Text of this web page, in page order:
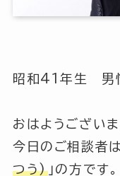
昭和41年生 男
おはようございま
今日のご相談者は
つう)」の方です。